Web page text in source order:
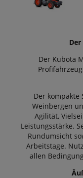
Der Kubota
Der
Weinbergen
Agilität,
Leistungsstärke.
Rundumsicht
Arbeitstage.
allen